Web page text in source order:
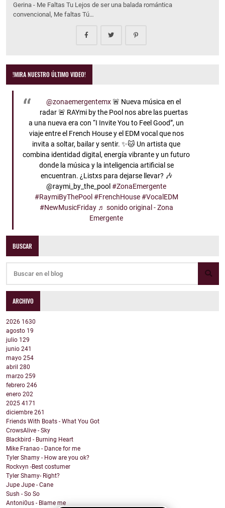
Gerina - Me Faltas Tu Lejos de ser una balada romántica
convencional, Me faltas Tú…
!MIRA NUESTRO ÚLTIMO VIDEO!
@zonaemergentemx🚨 Nueva música en el
radar 🚨 RAYmi by the Pool nos abre las puertas
a una nueva era con “I Invite You to Feel Good”, un
viaje entre el French House y el EDM vocal que nos
invita a soltar, bailar y sentir. ✨🐱 Un artista que
combina identidad digital, energía vibrante y un futuro
donde la música y la inteligencia artificial se
encuentran. ¿Listxs para dejarse llevar? 🎶
@raymi_by_the_pool#ZonaEmergente
#RaymiByThePool #FrenchHouse #VocalEDM
#NewMusicFriday ♬ sonido original - Zona
Emergente
BUSCAR
ARCHIVO
2026 1630
agosto 19
julio 129
junio 241
mayo 254
abril 280
marzo 259
febrero 246
enero 202
2025 4171
diciembre 261
Friends With Boats - What You Got
CrowsAlive - Sky
Blackbird - Burning Heart
Mike Franao - Dance for me
Tyler Shamy - How are you ok?
Rockvyn -Best costumer
Tyler Shamy- Right?
Jupe Jupe - Cane
Sush - So So
Antoni0us - Blame me